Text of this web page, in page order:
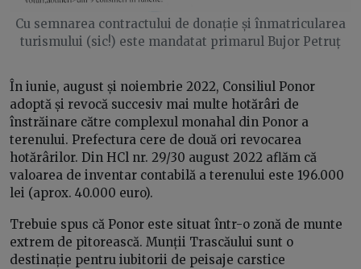
Cu semnarea contractului de donație și înmatricularea
turismului (sic!) este mandatat primarul Bujor Petruț
În iunie, august și noiembrie 2022, Consiliul Ponor
adoptă și revocă succesiv mai multe hotărâri de
înstrăinare către complexul monahal din Ponor a
terenului. Prefectura cere de două ori revocarea
hotărârilor. Din HCl nr. 29/30 august 2022 aflăm că
valoarea de inventar contabilă a terenului este 196.000
lei (aprox. 40.000 euro).
Trebuie spus că Ponor este situat într-o zonă de munte
extrem de pitorească. Munții Trascăului sunt o
destinație pentru iubitorii de peisaje carstice